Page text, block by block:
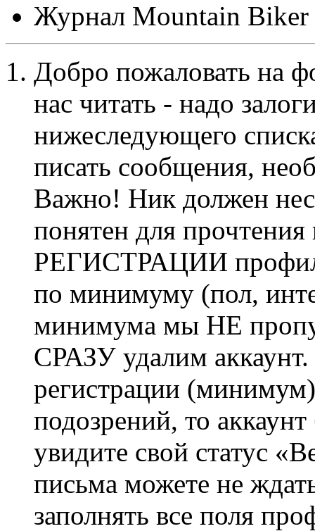
Журнал Mountain Biker
Добро пожаловать на
нас читать - надо
нижеследующего
писать сообщения,
Важно! Ник должен
понятен для
РЕГИСТРАЦИИ профиль
по минимуму (пол,
минимума мы НЕ
СРАЗУ удалим
регистрации
подозрений, то
увидите свой статус
письма можете не
заполнять все поля